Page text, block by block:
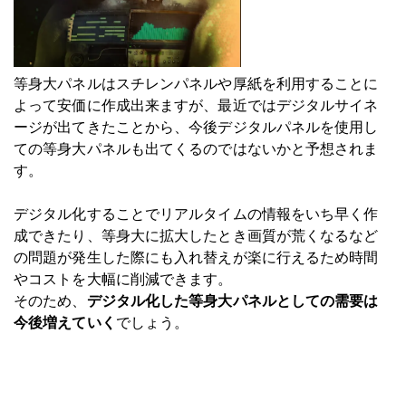
等身大パネルはスチレンパネルや厚紙を利用することに
よって安価に作成出来ますが、最近ではデジタルサイネ
ージが出てきたことから、今後デジタルパネルを使用し
ての等身大パネルも出てくるのではないかと予想されま
す。
デジタル化することでリアルタイムの情報をいち早く作
成できたり、等身大に拡大したとき画質が荒くなるなど
の問題が発生した際にも入れ替えが楽に行えるため時間
やコストを大幅に削減できます。
そのため、 デジタル化した等身大パネルとしての需要は
今後増えていく でしょう。